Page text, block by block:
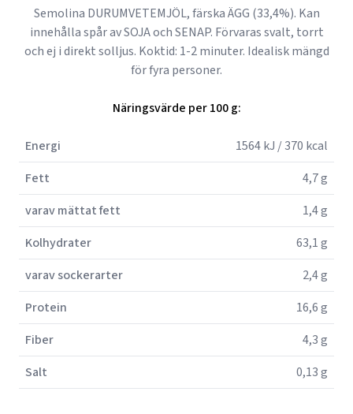
Semolina DURUMVETEMJÖL, färska ÄGG (33,4%). Kan
innehålla spår av SOJA och SENAP. Förvaras svalt, torrt
och ej i direkt solljus. Koktid: 1-2 minuter. Idealisk mängd
för fyra personer.
Näringsvärde per 100 g:
Energi
1564 kJ / 370 kcal
Fett
4,7 g
varav mättat fett
1,4 g
Kolhydrater
63,1 g
varav sockerarter
2,4 g
Protein
16,6 g
Fiber
4,3 g
Salt
0,13 g